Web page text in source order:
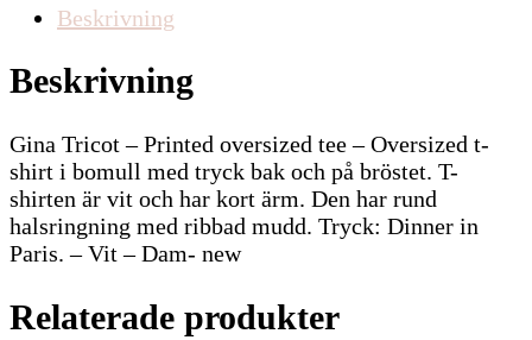
Beskrivning
Beskrivning
Gina Tricot – Printed oversized tee – Oversized t-
shirt i bomull med tryck bak och på bröstet. T-
shirten är vit och har kort ärm. Den har rund
halsringning med ribbad mudd. Tryck: Dinner in
Paris. – Vit – Dam- new
Relaterade produkter